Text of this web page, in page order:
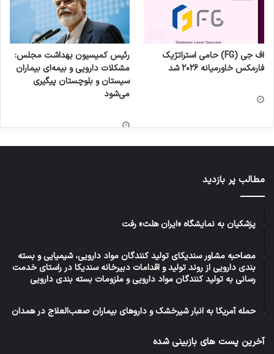
اف جی (FG) حامی استراتژیک
فارمکس خاورمیانه ۲۰۲۶ شد
رئیس کمیسیون بهداشت مجلس:
مشکلات دارویی و بیمه‌ای بیماران
سیستان و بلوچستان پیگیری
می‌شود
مطالب پر بازدید
پزشکیان به نمایشگاه «ایران هلث» رفت
مصاحبه مشاور سندیکای تولید کنندگان مواد دارویی، شیمیایی و بسته
بندی دارویی از روند تولید و اقدامات دبیرخانه سندیکا در راستای خدمت
رسانی به تولید کنندگان مواد دارویی و ملزومات بسته بندی دارویی
حمله آمریکا به انبار شیرخشک و داروهای بیماران صعب‌العلاج در همدان
آخرین پست های بازبینی شده